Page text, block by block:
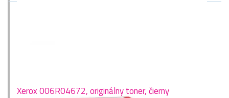
Xerox 006R04672, originálny toner, čierny